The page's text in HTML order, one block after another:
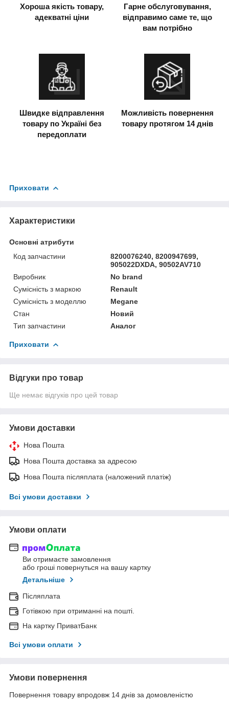
Хороша якість товару,
адекватні ціни
Гарне обслуговування,
відправимо саме те, що
вам потрібно
Швидке відправлення
товару по Україні без
передоплати
Можливість повернення
товару протягом 14 днів
Приховати
Характеристики
Основні атрибути
Код запчастини
8200076240, 8200947699,
905022DXDA, 90502AV710
Виробник
No brand
Сумісність з маркою
Renault
Сумісність з моделлю
Megane
Стан
Новий
Тип запчастини
Аналог
Приховати
Відгуки про товар
Ще немає відгуків про цей товар
Умови доставки
Нова Пошта
Нова Пошта доставка за адресою
Нова Пошта післяплата (наложений платіж)
Всі умови доставки
Умови оплати
Ви отримаєте замовлення
або гроші повернуться на вашу картку
Детальніше
Післяплата
Готівкою при отриманні на пошті.
На картку ПриватБанк
Всі умови оплати
Умови повернення
Повернення товару впродовж 14 днів за домовленістю